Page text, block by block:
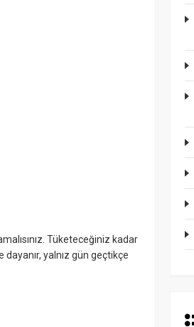
Tüketeceğiniz kadar
yalnız gün geçtikçe